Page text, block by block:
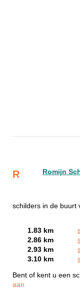
R Romijn
schilders in de buurt
1.83 km
2.86 km
2.93 km
3.10 km
Bent of kent u een
aan